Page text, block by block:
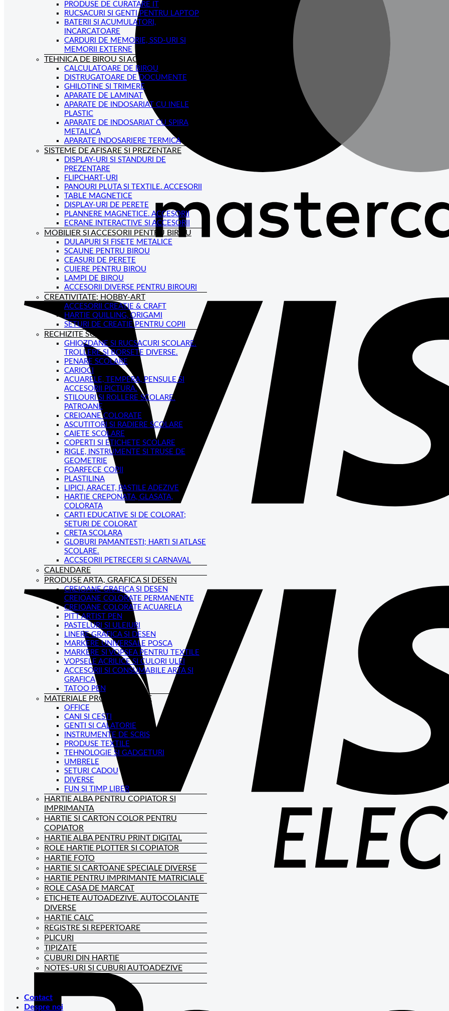
PRODUSE DE CURATARE IT
RUCSACURI SI GENTI PENTRU LAPTOP
BATERII SI ACUMULATORI,
INCARCATOARE
CARDURI DE MEMORIE, SSD-URI SI
MEMORII EXTERNE
TEHNICA DE BIROU SI ACCESORII
CALCULATOARE DE BIROU
DISTRUGATOARE DE DOCUMENTE
GHILOTINE SI TRIMERE
APARATE DE LAMINAT
APARATE DE INDOSARIAT CU INELE
PLASTIC
APARATE DE INDOSARIAT CU SPIRA
METALICA
APARATE INDOSARIERE TERMICA
SISTEME DE AFISARE SI PREZENTARE
DISPLAY-URI SI STANDURI DE
PREZENTARE
FLIPCHART-URI
PANOURI PLUTA SI TEXTILE. ACCESORII
TABLE MAGNETICE
DISPLAY-URI DE PERETE
PLANNERE MAGNETICE. ACCESORII
ECRANE INTERACTIVE SI ACCESORII
MOBILIER SI ACCESORII PENTRU BIROU
DULAPURI SI FISETE METALICE
SCAUNE PENTRU BIROU
CEASURI DE PERETE
CUIERE PENTRU BIROU
LAMPI DE BIROU
ACCESORII DIVERSE PENTRU BIROURI
CREATIVITATE; HOBBY-ART
ACCESORII CREATIE & CRAFT
HARTIE QUILLING, ORIGAMI
SETURI DE CREATIE PENTRU COPII
RECHIZITE SCOLARE
GHIOZDANE SI RUCSACURI SCOLARE.
TROLLERE SI BORSETE DIVERSE.
PENARE SCOLARE
CARIOCI
ACUARELE, TEMPERA, PENSULE SI
ACCESORII PICTURA.
STILOURI SI ROLLERE SCOLARE.
PATROANE
CREIOANE COLORATE
ASCUTITORI SI RADIERE SCOLARE
CAIETE SCOLARE
COPERTI SI ETICHETE SCOLARE
RIGLE, INSTRUMENTE SI TRUSE DE
GEOMETRIE
FOARFECE COPII
PLASTILINA
LIPICI, ARACET, PASTILE ADEZIVE
HARTIE CREPONATA, GLASATA,
COLORATA
CARTI EDUCATIVE SI DE COLORAT;
SETURI DE COLORAT
CRETA SCOLARA
GLOBURI PAMANTESTI; HARTI SI ATLASE
SCOLARE.
ACCSEORII PETRECERI SI CARNAVAL
CALENDARE
PRODUSE ARTA, GRAFICA SI DESEN
CREIOANE GRAFICA SI DESEN
CREIOANE COLORATE PERMANENTE
CREIOANE COLORATE ACUARELA
PITT ARTIST PEN
PASTELURI SI ULEIURI
LINERE GRAFICA SI DESEN
MARKERE UNIVERSALE POSCA
MARKERE SI VOPSEA PENTRU TEXTILE
VOPSELE ACRILICE SI CULORI ULEI
ACCESORII SI CONSUMABILE ARTA SI
GRAFICA
TATOO PEN
MATERIALE PROMOTIONALE
OFFICE
CANI SI CESTI
GENTI SI CALATORIE
INSTRUMENTE DE SCRIS
PRODUSE TEXTILE
TEHNOLOGIE SI GADGETURI
UMBRELE
SETURI CADOU
DIVERSE
FUN SI TIMP LIBER
HARTIE ALBA PENTRU COPIATOR SI
IMPRIMANTA
HARTIE SI CARTON COLOR PENTRU
COPIATOR
HARTIE ALBA PENTRU PRINT DIGITAL
ROLE HARTIE PLOTTER SI COPIATOR
HARTIE FOTO
HARTIE SI CARTOANE SPECIALE DIVERSE
HARTIE PENTRU IMPRIMANTE MATRICIALE
ROLE CASA DE MARCAT
ETICHETE AUTOADEZIVE. AUTOCOLANTE
DIVERSE
HARTIE CALC
REGISTRE SI REPERTOARE
PLICURI
TIPIZATE
CUBURI DIN HARTIE
NOTES-URI SI CUBURI AUTOADEZIVE
Contact
Despre noi